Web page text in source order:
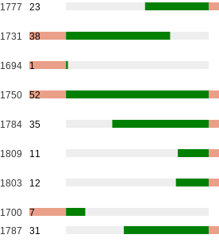
1777 23
1731 38
1694 1
1750 52
1784 35
1809 11
1803 12
1700
7
1787 31